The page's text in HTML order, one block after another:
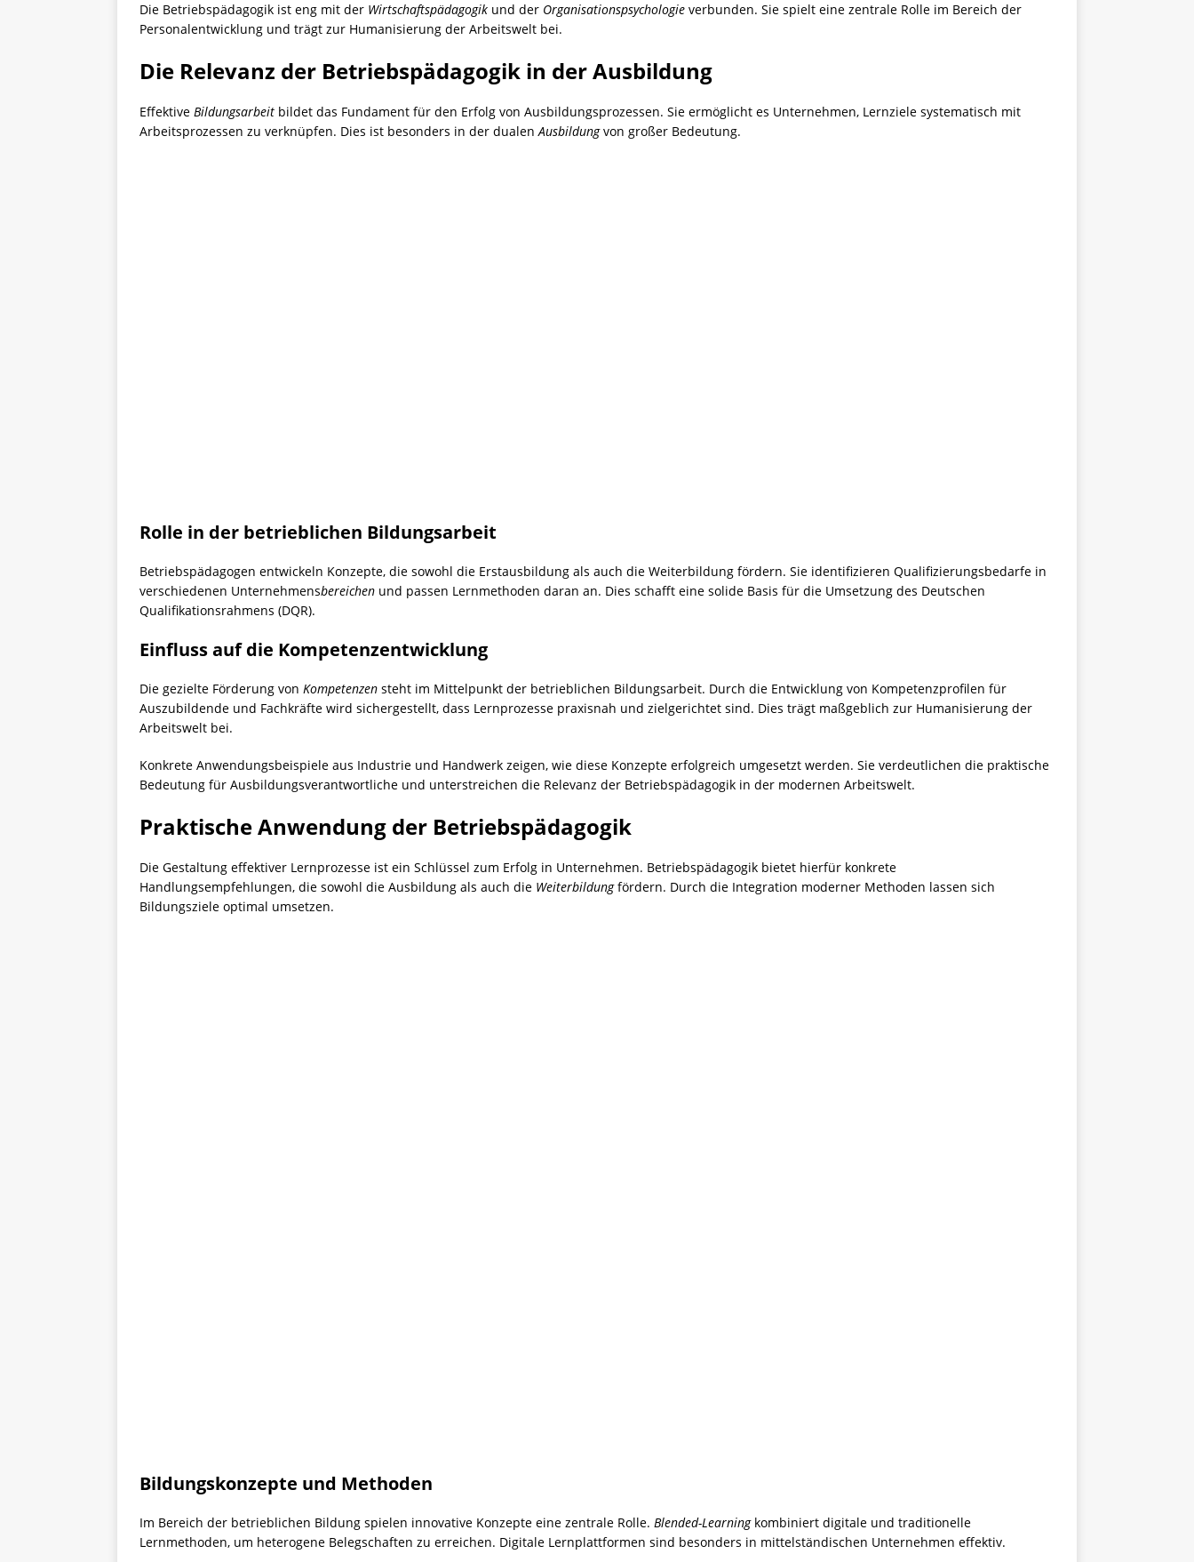
Die Betriebspädagogik ist eng mit der Wirtschaftspädagogik und der Organisationspsychologie verbunden. Sie spielt eine zentrale Rolle im Bereich der
Personalentwicklung und trägt zur Humanisierung der Arbeitswelt bei.
Die Relevanz der Betriebspädagogik in der Ausbildung
Effektive Bildungsarbeit bildet das Fundament für den Erfolg von Ausbildungsprozessen. Sie ermöglicht es Unternehmen, Lernziele systematisch mit
Arbeitsprozessen zu verknüpfen. Dies ist besonders in der dualenAusbildungvon großer Bedeutung.
Rolle in der betrieblichen Bildungsarbeit
Betriebspädagogen entwickeln Konzepte, die sowohl die Erstausbildung als auch die Weiterbildung fördern. Sie identifizieren Qualifizierungsbedarfe in
verschiedenen Unternehmensbereichen und passen Lernmethoden daran an. Dies schafft eine solide Basis für die Umsetzung des Deutschen
Qualifikationsrahmens (DQR).
Einfluss auf die Kompetenzentwicklung
Die gezielte Förderung von Kompetenzen steht im Mittelpunkt der betrieblichen Bildungsarbeit. Durch die Entwicklung von Kompetenzprofilen für
Auszubildende und Fachkräfte wird sichergestellt, dass Lernprozesse praxisnah und zielgerichtet sind. Dies trägt maßgeblich zur Humanisierung der
Arbeitswelt bei.
Konkrete Anwendungsbeispiele aus Industrie und Handwerk zeigen, wie diese Konzepte erfolgreich umgesetzt werden. Sie verdeutlichen die praktische
Bedeutung für Ausbildungsverantwortliche und unterstreichen die Relevanz der Betriebspädagogik in der modernen Arbeitswelt.
Praktische Anwendung der Betriebspädagogik
Die Gestaltung effektiver Lernprozesse ist ein Schlüssel zum Erfolg in Unternehmen. Betriebspädagogik bietet hierfür konkrete
Handlungsempfehlungen, die sowohl die Ausbildung als auch die Weiterbildungfördern. Durch die Integration moderner Methoden lassen sich
Bildungsziele optimal umsetzen.
Bildungskonzepte und Methoden
Im Bereich der betrieblichen Bildung spielen innovative Konzepte eine zentrale Rolle. Blended-Learningkombiniert digitale und traditionelle
Lernmethoden, um heterogene Belegschaften zu erreichen. Digitale Lernplattformen sind besonders in mittelständischen Unternehmen effektiv.